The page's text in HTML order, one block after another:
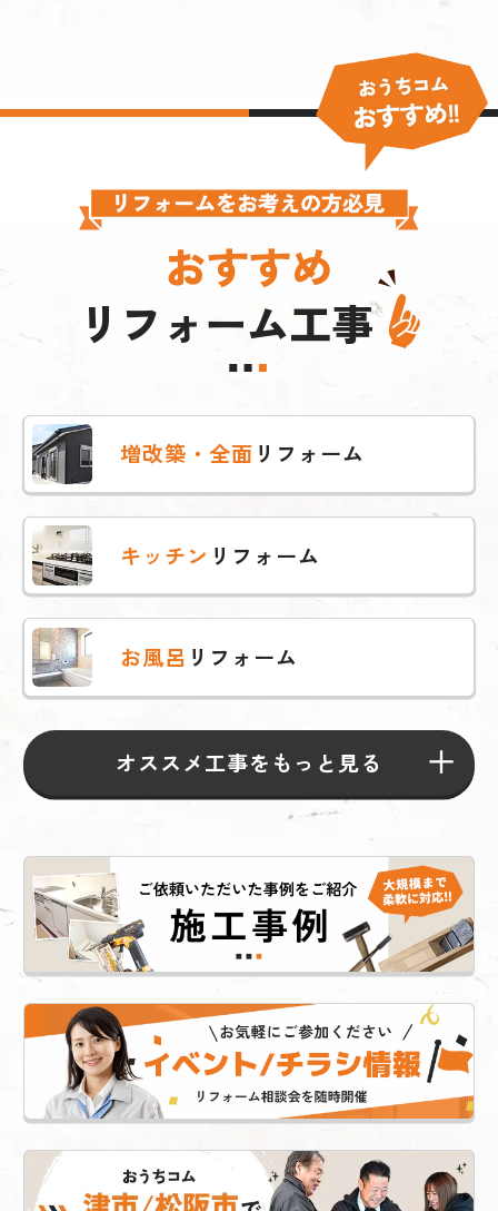
おすすめ
リフォーム工事
増改築・全面 リフォーム
キッチン リフォーム
お風呂 リフォーム
オススメ工事をもっと見る